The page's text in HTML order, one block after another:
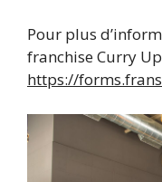
Pour plus
franchise Curry
https://